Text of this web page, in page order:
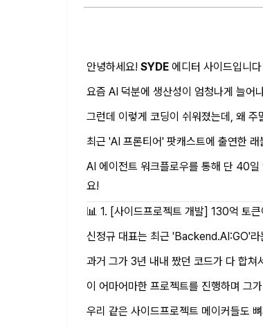
안녕하세요! SYDE 에디터 사이드입니
요즘 AI 덕분에 생산성이 엄청나게 늘어
그런데 이렇게 코딩이 쉬워졌는데, 왜
최근 'AI 프론티어' 팟캐스트에 출연한
AI 에이전트 워크플로우를 통해 단 40
요!
📊 1. [사이드프로젝트 개발] 130억 토
신정규 대표는 최근 'Backend.AI:GO'라
과거 그가 3년 내내 짰던 코드가 다 합
이 어마어마한 프로젝트를 진행하며 그
우리 같은 사이드프로젝트 메이커들도